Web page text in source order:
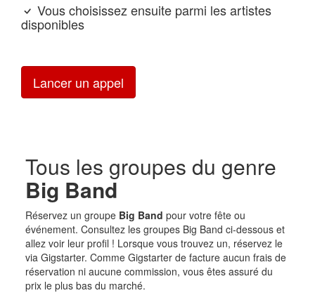
Vous choisissez ensuite parmi les artistes
disponibles
Lancer un appel
Tous les groupes du genre
Big Band
Réservez un groupe Big Band pour votre fête ou
événement. Consultez les groupes Big Band ci-dessous et
allez voir leur profil ! Lorsque vous trouvez un, réservez le
via Gigstarter. Comme Gigstarter de facture aucun frais de
réservation ni aucune commission, vous êtes assuré du
prix le plus bas du marché.